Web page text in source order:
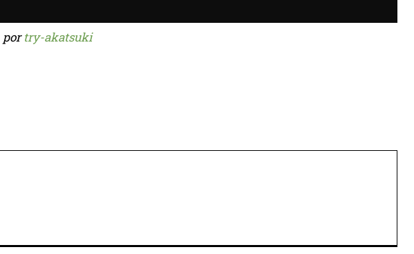
portry-akatsuki